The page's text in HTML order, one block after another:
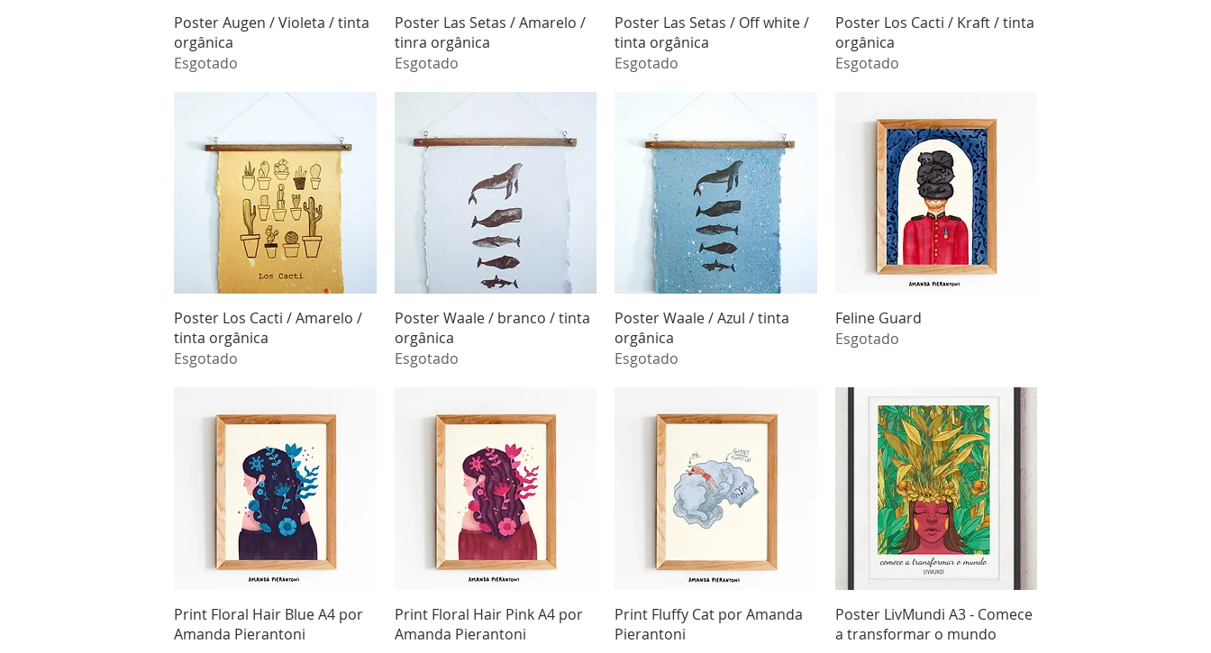
Visualização rápida
Poster Augen / Violeta / tinta
orgânica
Esgotado
Visualização rápida
Poster Las Setas / Amarelo /
tinra orgânica
Esgotado
Visualização rápida
Poster Las Setas / Off white /
tinta orgânica
Esgotado
Visualização rápida
Poster Los Cacti / Kraft / tinta
orgânica
Esgotado
Visualização rápida
Poster Los Cacti / Amarelo /
tinta orgânica
Esgotado
Visualização rápida
Poster Waale / branco / tinta
orgânica
Esgotado
Visualização rápida
Poster Waale / Azul / tinta
orgânica
Esgotado
Visualização rápida
Feline Guard
Esgotado
Visualização rápida
Print Floral Hair Blue A4 por
Amanda Pierantoni
Visualização rápida
Print Floral Hair Pink A4 por
Amanda Pierantoni
Visualização rápida
Print Fluffy Cat por Amanda
Pierantoni
Visualização rápida
Poster LivMundi A3 - Comece
a transformar o mundo